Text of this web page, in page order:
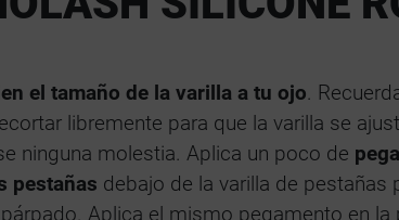
el tamaño de la varilla a tu ojo.
libremente para que la varilla se
ninguna molestia. Aplica un poco de
pestañas debajo de la varilla de pestañas
Aplica el mismo pegamento en la